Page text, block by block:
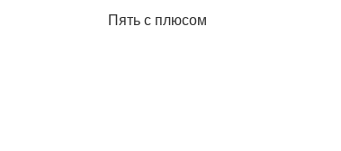
Пять с плюсом